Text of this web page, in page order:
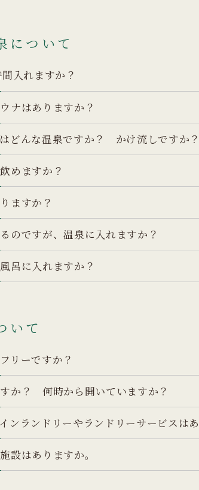
について
入れますか？
ナはありますか？
どんな温泉ですか？ かけ流しですか？
めますか？
ますか？
のですが、温泉に入れますか？
呂に入れますか？
いて
リーですか？
か？ 何時から開いていますか？
ンランドリーやランドリーサービスは
設はありますか。